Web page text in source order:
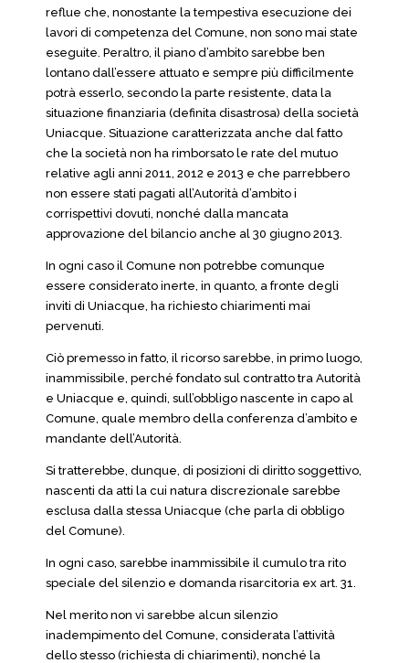
reflue che, nonostante la tempestiva esecuzione dei
lavori di competenza del Comune, non sono mai state
eseguite. Peraltro, il piano d’ambito sarebbe ben
lontano dall’essere attuato e sempre più difficilmente
potrà esserlo, secondo la parte resistente, data la
situazione finanziaria (definita disastrosa) della società
Uniacque. Situazione caratterizzata anche dal fatto
che la società non ha rimborsato le rate del mutuo
relative agli anni 2011, 2012 e 2013 e che parrebbero
non essere stati pagati all’Autorità d’ambito i
corrispettivi dovuti, nonché dalla mancata
approvazione del bilancio anche al 30 giugno 2013.
In ogni caso il Comune non potrebbe comunque
essere considerato inerte, in quanto, a fronte degli
inviti di Uniacque, ha richiesto chiarimenti mai
pervenuti.
Ciò premesso in fatto, il ricorso sarebbe, in primo luogo,
inammissibile, perché fondato sul contratto tra Autorità
e Uniacque e, quindi, sull’obbligo nascente in capo al
Comune, quale membro della conferenza d’ambito e
mandante dell’Autorità.
Si tratterebbe, dunque, di posizioni di diritto soggettivo,
nascenti da atti la cui natura discrezionale sarebbe
esclusa dalla stessa Uniacque (che parla di obbligo
del Comune).
In ogni caso, sarebbe inammissibile il cumulo tra rito
speciale del silenzio e domanda risarcitoria ex art. 31.
Nel merito non vi sarebbe alcun silenzio
inadempimento del Comune, considerata l’attività
dello stesso (richiesta di chiarimenti), nonché la